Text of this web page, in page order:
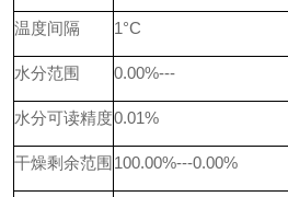
温度间隔 1°C
水分范围 0.00%---
水分可读精度0.01%
干燥剩余范围 100.00%---0.00%